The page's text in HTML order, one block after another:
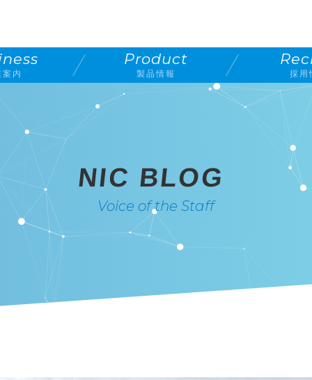
内
Product
製品情報 採用
NIC BLOG
Voice of the Staff